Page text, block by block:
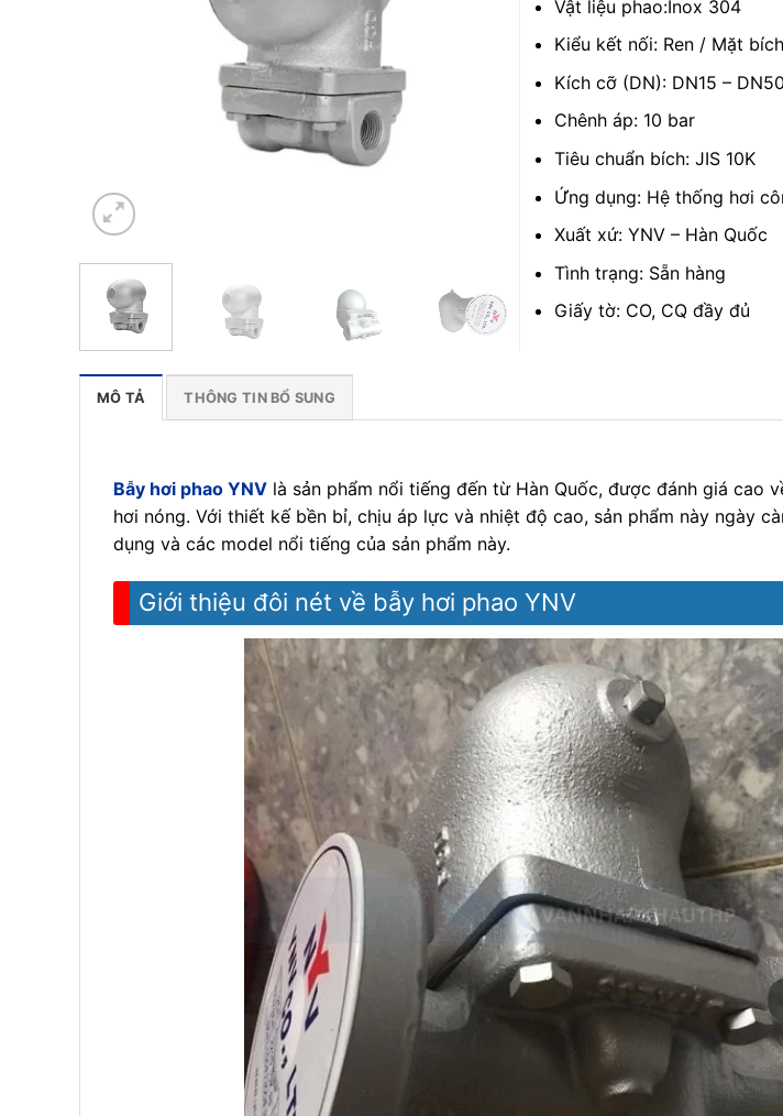
Vật liệu phao:Inox 304
Kiểu kết nối: Ren / Mặt bích
Kích cỡ (DN): DN15 – DN50
Chênh áp: 10 bar
Tiêu chuẩn bích: JIS 10K
Ứng dụng: Hệ thống hơi
Xuất xứ: YNV – Hàn Quốc
Tình trạng: Sẵn hàng
Giấy tờ: CO, CQ đầy đủ
MÔ TẢ THÔNG TIN BỔ SUNG
Bẫy hơi phao YNV là sản phẩm nổi tiếng đến từ Hàn Quốc, được đánh giá
hơi nóng. Với thiết kế bền bỉ, chịu áp lực và nhiệt độ cao, sản phẩm này ngày
dụng và các model nổi tiếng của sản phẩm này.
Giới thiệu đôi nét về bẫy hơi phao YNV